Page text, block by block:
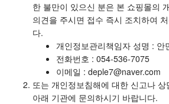
한 불만이 있으신 분은 본 쇼핑몰의
의견을 주시면 접수 즉시 조치하여
다.
개인정보관리책임자 성명 : 안
전화번호 : 054-536-7075
이메일 : deple7@naver.com
또는 개인정보침해에 대한 신고나
아래 기관에 문의하시기 바랍니다.